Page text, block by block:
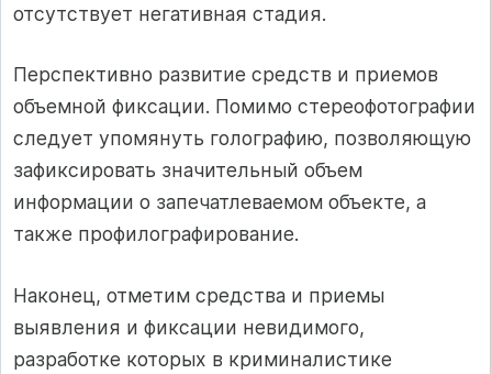
отсутствует негативная стадия.
Перспективно развитие средств и приемов
объемной фиксации. Помимо стереофотографии
следует упомянуть голографию, позволяющую
зафиксировать значительный объем
информации о запечатлеваемом объекте, а
также профилографирование.
Наконец, отметим средства и приемы
выявления и фиксации невидимого,
разработке которых в криминалистике